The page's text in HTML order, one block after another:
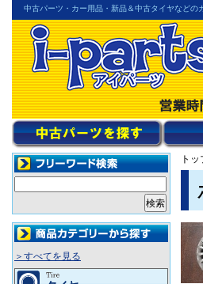
中古パーツ・カー用品・新品＆中古タイヤなど
ト
＞すべてを見る